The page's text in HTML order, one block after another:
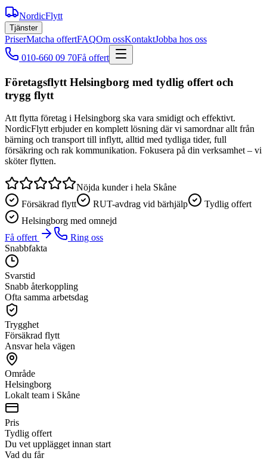
NordicFlytt
Tjänster
PriserMatcha offertFAQOm ossKontaktJobba hos oss
010-660 09 70Få offert
Företagsflytt Helsingborg med tydlig offert och
trygg flytt
Att flytta företag i Helsingborg ska vara smidigt och effektivt.
NordicFlytt erbjuder en komplett lösning där vi samordnar allt från
bärning och transport till inflytt, alltid med tydliga tider, full
försäkring och rak kommunikation. Fokusera på din verksamhet – vi
sköter flytten.
Nöjda kunder i hela Skåne
Försäkrad flytt
RUT-avdrag vid bärhjälp
Tydlig offert
Helsingborg med omnejd
Få offert
Ring oss
Snabbfakta
Svarstid
Snabb återkoppling
Ofta samma arbetsdag
Trygghet
Försäkrad flytt
Ansvar hela vägen
Område
Helsingborg
Lokalt team i Skåne
Pris
Tydlig offert
Du vet upplägget innan start
Vad du får